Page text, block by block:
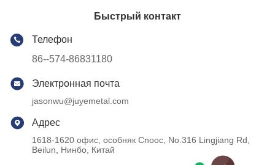
Быстрый контакт
Телефон
86--574-86831180
Электронная почта
jasonwu@juyemetal.com
Адрес
1618-1620 офис, особняк Cnooc, No.316 Lingjiang Rd,
Beilun, Нинбо, Китай